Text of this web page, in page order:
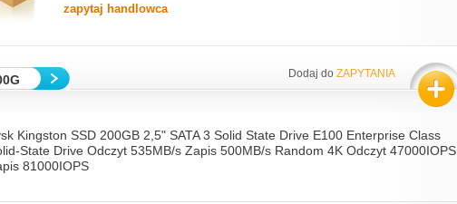
zapytaj handlowca
Dodaj do ZAPYTANIA
Kingston SSD 200GB 2,5" SATA 3 Solid State Drive E100 Enterprise Class
State Drive Odczyt 535MB/s Zapis 500MB/s Random 4K Odczyt 47000IOPS
81000IOPS